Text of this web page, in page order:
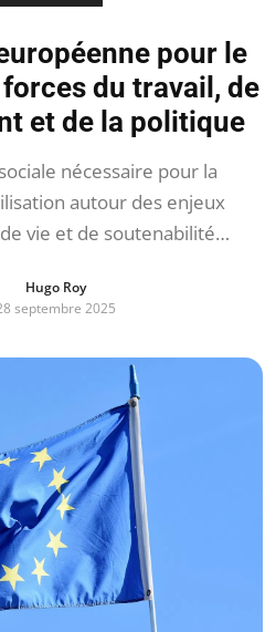
pour le
du travail, de
et de la politique
nécessaire pour la
autour des enjeux
vie et de soutenabilité…
Hugo Roy
septembre 2025